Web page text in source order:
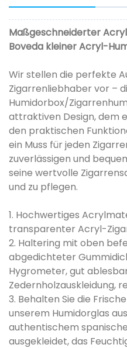
Maßgeschneiderter
Boveda kleiner Acryl-
Wir stellen die perfekte
Zigarrenliebhaber vor –
Humidorbox/
attraktiven Design, dem
den praktischen
ein Muss für jeden
zuverlässigen und
seine wertvolle
und zu pflegen.
1. Hochwertiges
transparenter Acryl-
2. Haltering mit oben
abgedichteter
Hygrometer, gut
Zedernholzauskleidung,
3. Behalten Sie die
unserem Humidorglas
authentischem
ausgekleidet, das